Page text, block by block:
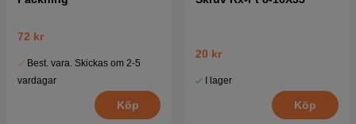
72 kr
Best. vara. Skickas om 2-5
vardagar
Köp
20 kr
I lager
Köp